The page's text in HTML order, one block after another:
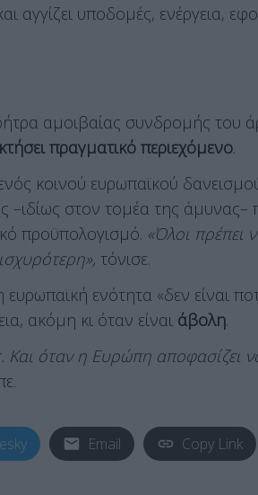
αγγίζει υποδομές, ενέργεια,
αμοιβαίας συνδρομής του
πραγματικό περιεχόμενο.
κοινού ευρωπαϊκού
–ιδίως στον τομέα της άμυνας–
προϋπολογισμό. «Όλοι πρέπει
τόνισε.
ενότητα «δεν είναι
ακόμη κι όταν είναι άβολη.
όταν η Ευρώπη αποφασίζει
Email Copy Link